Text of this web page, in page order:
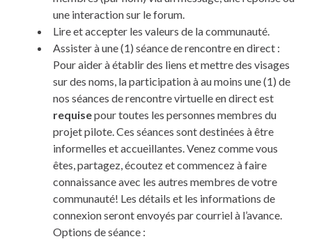
une interaction sur le forum.
Lire et accepter les valeurs de la communauté.
Assister à une (1) séance de rencontre en direct :
Pour aider à établir des liens et mettre des visages
sur des noms, la participation à au moins une (1) de
nos séances de rencontre virtuelle en direct est
requisepour toutes les personnes membres du
projet pilote. Ces séances sont destinées à être
informelles et accueillantes. Venez comme vous
êtes, partagez, écoutez et commencez à faire
connaissance avec les autres membres de votre
communauté! Les détails et les informations de
connexion seront envoyés par courriel à l’avance.
Options de séance :